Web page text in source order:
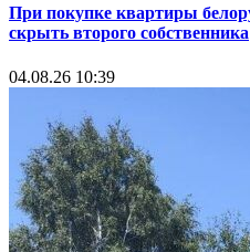
При покупке квартиры
скрыть второго собственника
04.08.26 10:39